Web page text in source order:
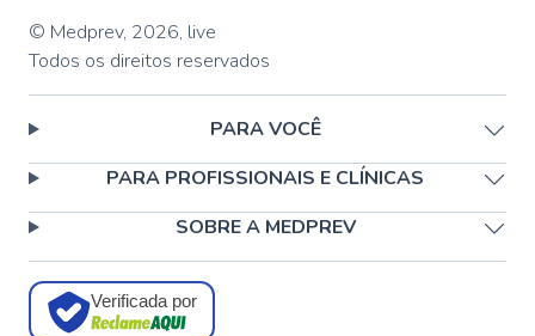
© Medprev, 2026, live
Todos os direitos reservados
PARA VOCÊ
PARA PROFISSIONAIS E CLÍNICAS
SOBRE A MEDPREV
Verificada por